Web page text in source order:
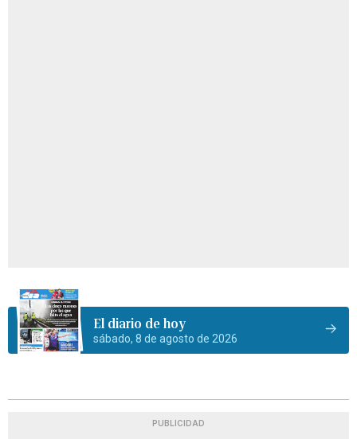
El diario de hoy
sábado, 8 de agosto de 2026
PUBLICIDAD